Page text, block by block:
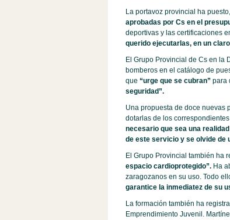
La portavoz provincial ha
aprobadas por Cs en el
deportivas y las certificaciones
querido ejecutarlas, en un
El Grupo Provincial de Cs en la
bomberos en el catálogo de
que “urge que se cubran”para
seguridad”.
Una propuesta de doce nuevas
dotarlas de los
necesario que sea una
de este servicio y se olvide de
El Grupo Provincial también ha
espacio cardioprotegido”.Ha
zaragozanos en su uso. Todo
garantice la inmediatez de su
La formación también ha
Emprendimiento Juvenil.